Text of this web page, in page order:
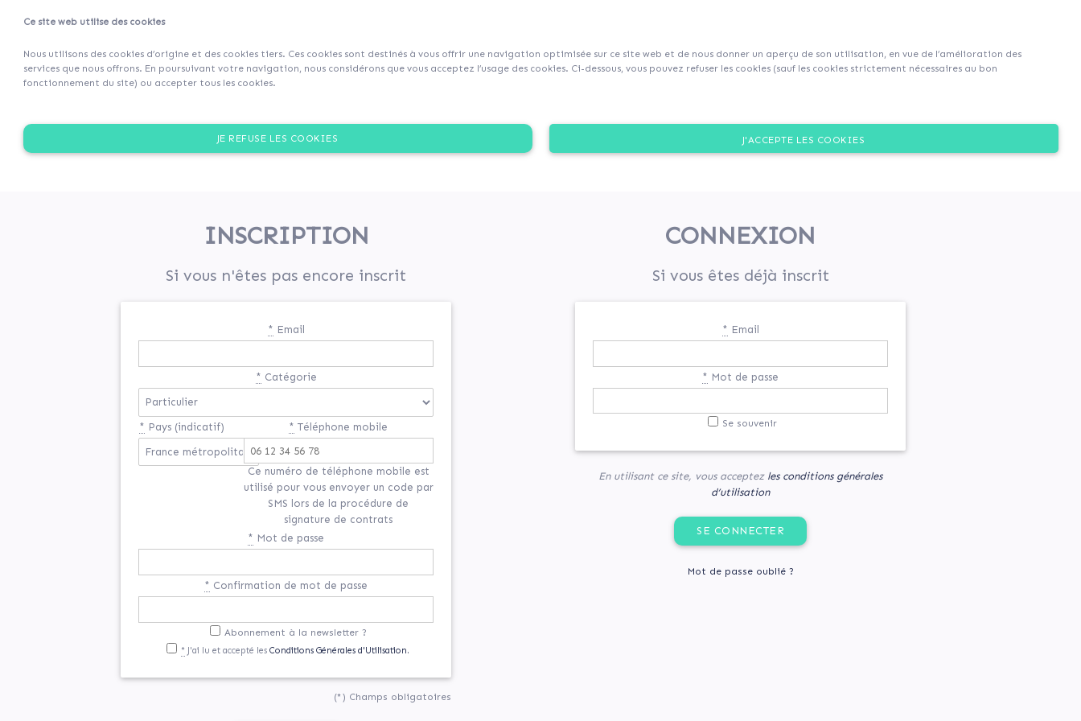
Ce site web utilise des cookies
Nous utilisons des cookies d’origine et des cookies tiers. Ces cookies sont destinés à vous offrir une navigation optimisée sur ce site web et de nous donner un aperçu de son utilisation, en vue de l’amélioration des
services que nous offrons. En poursuivant votre navigation, nous considérons que vous acceptez l’usage des cookies. Ci-dessous, vous pouvez refuser les cookies (sauf les cookies strictement nécessaires au bon
fonctionnement du site) ou accepter tous les cookies.
JE REFUSE LES COOKIES J'ACCEPTE LES COOKIES
INSCRIPTION
Si vous n'êtes pas encore inscrit
* Email
* Catégorie
* Pays (indicatif) * Téléphone mobile
Ce numéro de téléphone mobile est
utilisé pour vous envoyer un code par
SMS lors de la procédure de
signature de contrats
* Mot de passe
* Confirmation de mot de passe
Abonnement à la newsletter ?
* J'ai lu et accepté lesConditions Générales d'Utilisation.
(*) Champs obligatoires
CONNEXION
Si vous êtes déjà inscrit
* Email
* Mot de passe
Se souvenir
En utilisant ce site, vous acceptez les conditions générales
d’utilisation
Mot de passe oublié ?